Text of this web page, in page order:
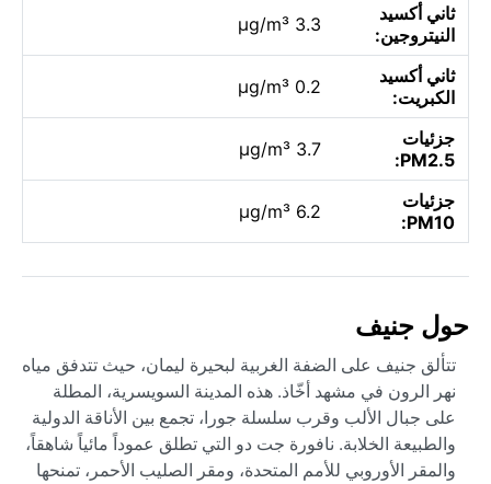
ثاني أكسيد
النيتروجين:
3.3 µg/m³
ثاني أكسيد
الكبريت:
0.2 µg/m³
جزئيات
PM2.5:
3.7 µg/m³
جزئيات
PM10:
6.2 µg/m³
حول جنيف
تتألق جنيف على الضفة الغربية لبحيرة ليمان، حيث تتدفق مياه
نهر الرون في مشهد أخّاذ. هذه المدينة السويسرية، المطلة
على جبال الألب وقرب سلسلة جورا، تجمع بين الأناقة الدولية
والطبيعة الخلابة. نافورة جت دو التي تطلق عموداً مائياً شاهقاً،
والمقر الأوروبي للأمم المتحدة، ومقر الصليب الأحمر، تمنحها